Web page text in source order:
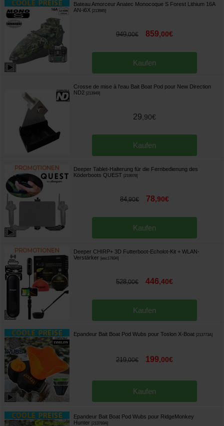
Bateau Amorceur Anatec Monocoque S Forest Lithium 16A
AN-i6X
213985]
949,00€ 859,00€
Kaufen
Crosse de mise à l'eau Bait Boat Pod pour New Direction
ND2
213949]
29 90€
Kaufen
Deeper Tablet-Halterung für die Fernbedienung des
Köderboots QUEST
219978]
84,90€ 78,90€
Kaufen
Deeper CHIRP+ 3D Futterboot-Echolot-Kit + WLAN-
Verstärker [esc17834]
528,00€ 446,40€
Kaufen
Epandeur Bait Boat Pod Wubs pour Toslon X-Boat 213773A]
219,00€ 199,00€
Kaufen
Epandeur Bait Boat Pod Wubs pour RidgeMonkey
Hunter
213769A]